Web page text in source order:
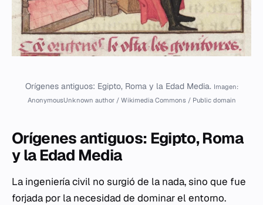
Orígenes antiguos: Egipto, Roma y la Edad Media. Imagen:
AnonymousUnknown author / Wikimedia Commons / Public domain
Orígenes antiguos: Egipto, Roma
y la Edad Media
La ingeniería civil no surgió de la nada, sino que fue
forjada por la necesidad de dominar el entorno.